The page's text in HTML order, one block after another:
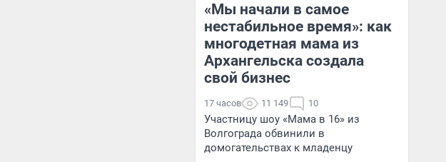
«Мы начали в самое
нестабильное время»: как
многодетная мама из
Архангельска создала
свой бизнес
17 часов 11 149 10
Участницу шоу «Мама в 16» из
Волгограда обвинили в
домогательствах к младенцу